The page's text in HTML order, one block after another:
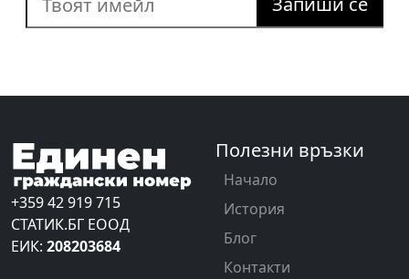
+359 42 919 715
СТАТИК.БГ ЕООД
ЕИК: 208203684
Полезни връзки
Начало
История
Блог
Контакти